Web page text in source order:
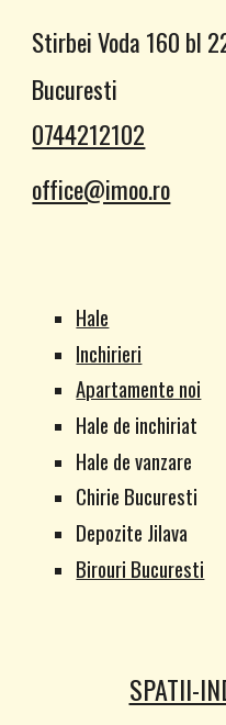
Stirbei Voda 160 bl
Bucuresti
0744212102
office@imoo.ro
Hale
Inchirieri
Apartamente noi
Hale de inchiriat
Hale de vanzare
Chirie Bucuresti
Depozite Jilava
Birouri Bucuresti
SPATII-